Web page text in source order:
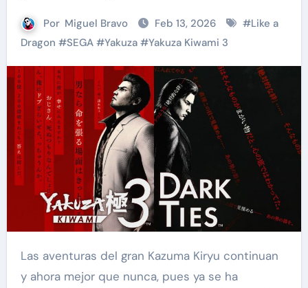
Por Miguel Bravo Feb 13, 2026 #Like a
Dragon #SEGA#Yakuza#Yakuza Kiwami 3
Las aventuras del gran Kazuma Kiryu continuan
y ahora mejor que nunca, pues ya se ha